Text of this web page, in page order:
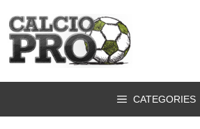
contenuto
CATEGORIES